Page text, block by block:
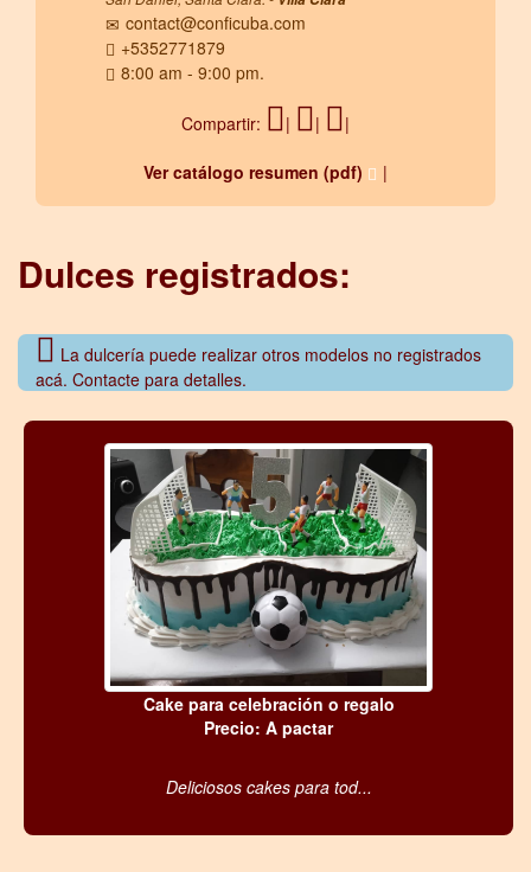
contact@conficuba.com
+5352771879
8:00 am - 9:00 pm.
Compartir: | | |
Ver catálogo resumen (pdf) |
Dulces registrados:
La dulcería puede realizar otros modelos no registrados
acá. Contacte para detalles.
Cake para celebración o regalo
Precio: A pactar
Deliciosos cakes para tod...